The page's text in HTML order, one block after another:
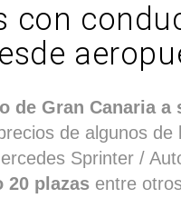
de Gran Canaria a
de algunos
Sprinter /
20 plazas entre